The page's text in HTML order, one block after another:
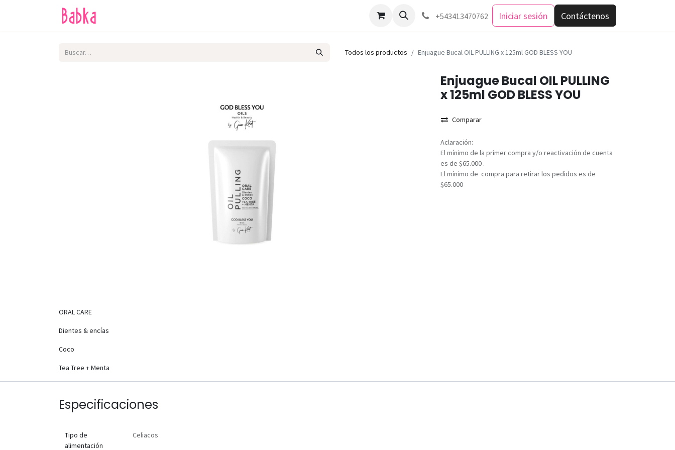
Como comprar +543413470762 Iniciar sesión Contáctenos
Todos los productos Enjuague Bucal OIL PULLING x 125ml GOD BLESS YOU
Enjuague Bucal OIL PULLING
x 125ml GOD BLESS YOU
Comparar
Aclaración:
El mínimo de la primer compra y/o reactivación de cuenta
es de $65.000 .
El mínimo de compra para retirar los pedidos es de
$65.000
ORAL CARE
Dientes & encías
Coco
Tea Tree + Menta
Especificaciones
Tipo de
alimentación
Celiacos